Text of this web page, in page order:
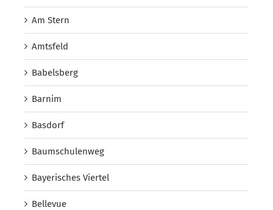
Am Stern
Amtsfeld
Babelsberg
Barnim
Basdorf
Baumschulenweg
Bayerisches Viertel
Bellevue